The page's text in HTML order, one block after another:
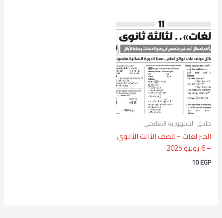
ملحق الجمهورية التعليمي
الجبر لغات – للصف الثالث الثانوى
– 6 يونيو 2025
10EGP